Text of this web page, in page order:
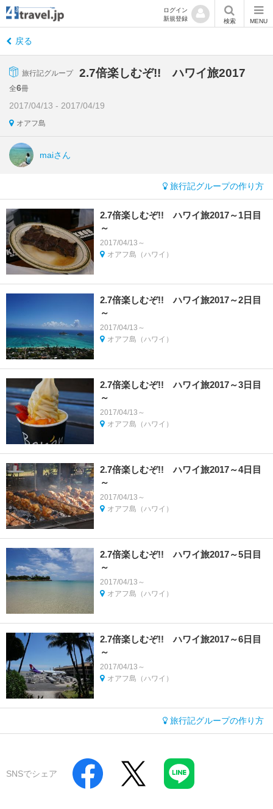
ログイン
新規登録
検索 MENU
戻る
旅行記グループ 2.7倍楽しむぞ!! ハワイ旅2017
全6冊
2017/04/13 - 2017/04/19
オアフ島
maiさん
旅行記グループの作り方
2.7倍楽しむぞ!! ハワイ旅2017～1日目
～
2017/04/13～
オアフ島（ハワイ）
2.7倍楽しむぞ!! ハワイ旅2017～2日目
～
2017/04/13～
オアフ島（ハワイ）
2.7倍楽しむぞ!! ハワイ旅2017～3日目
～
2017/04/13～
オアフ島（ハワイ）
2.7倍楽しむぞ!! ハワイ旅2017～4日目
～
2017/04/13～
オアフ島（ハワイ）
2.7倍楽しむぞ!! ハワイ旅2017～5日目
～
2017/04/13～
オアフ島（ハワイ）
2.7倍楽しむぞ!! ハワイ旅2017～6日目
～
2017/04/13～
オアフ島（ハワイ）
旅行記グループの作り方
SNSでシェア